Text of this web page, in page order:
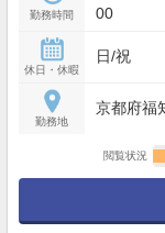
勤務時間
00
休日・休暇
日/祝
勤務地
京都府福
閲覧状況